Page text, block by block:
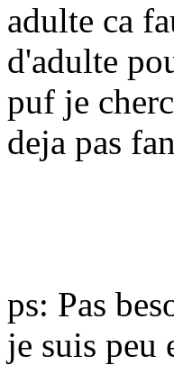
adulte ca
d'adulte
puf je
deja pas
ps: Pas
je suis peu